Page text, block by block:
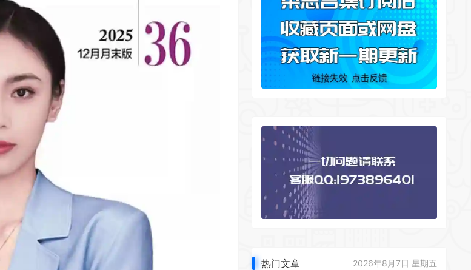
热门文章 2026年8月7日 星期五